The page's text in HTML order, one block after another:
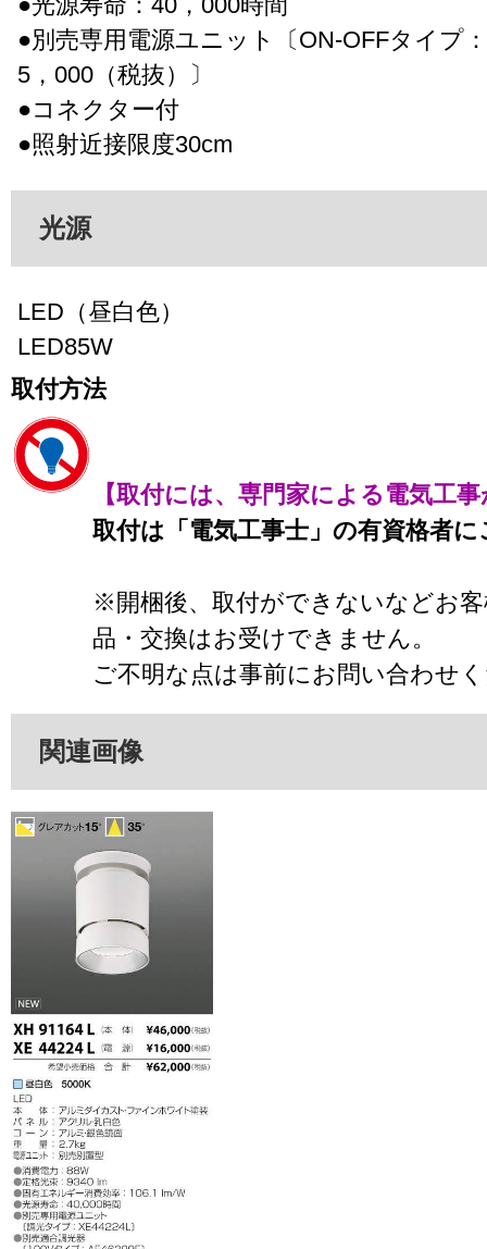
●別売専用電源ユニット〔ON-OFFタイプ
5，000（税抜）〕
●コネクター付
●照射近接限度30cm
光源
LED（昼白色）
LED85W
取付方法
【取付には、専門家による電気工
取付は「電気工事士」の有資格者
※開梱後、取付ができないなどお
品・交換はお受けできません。
ご不明な点は事前にお問い合わせ
関連画像